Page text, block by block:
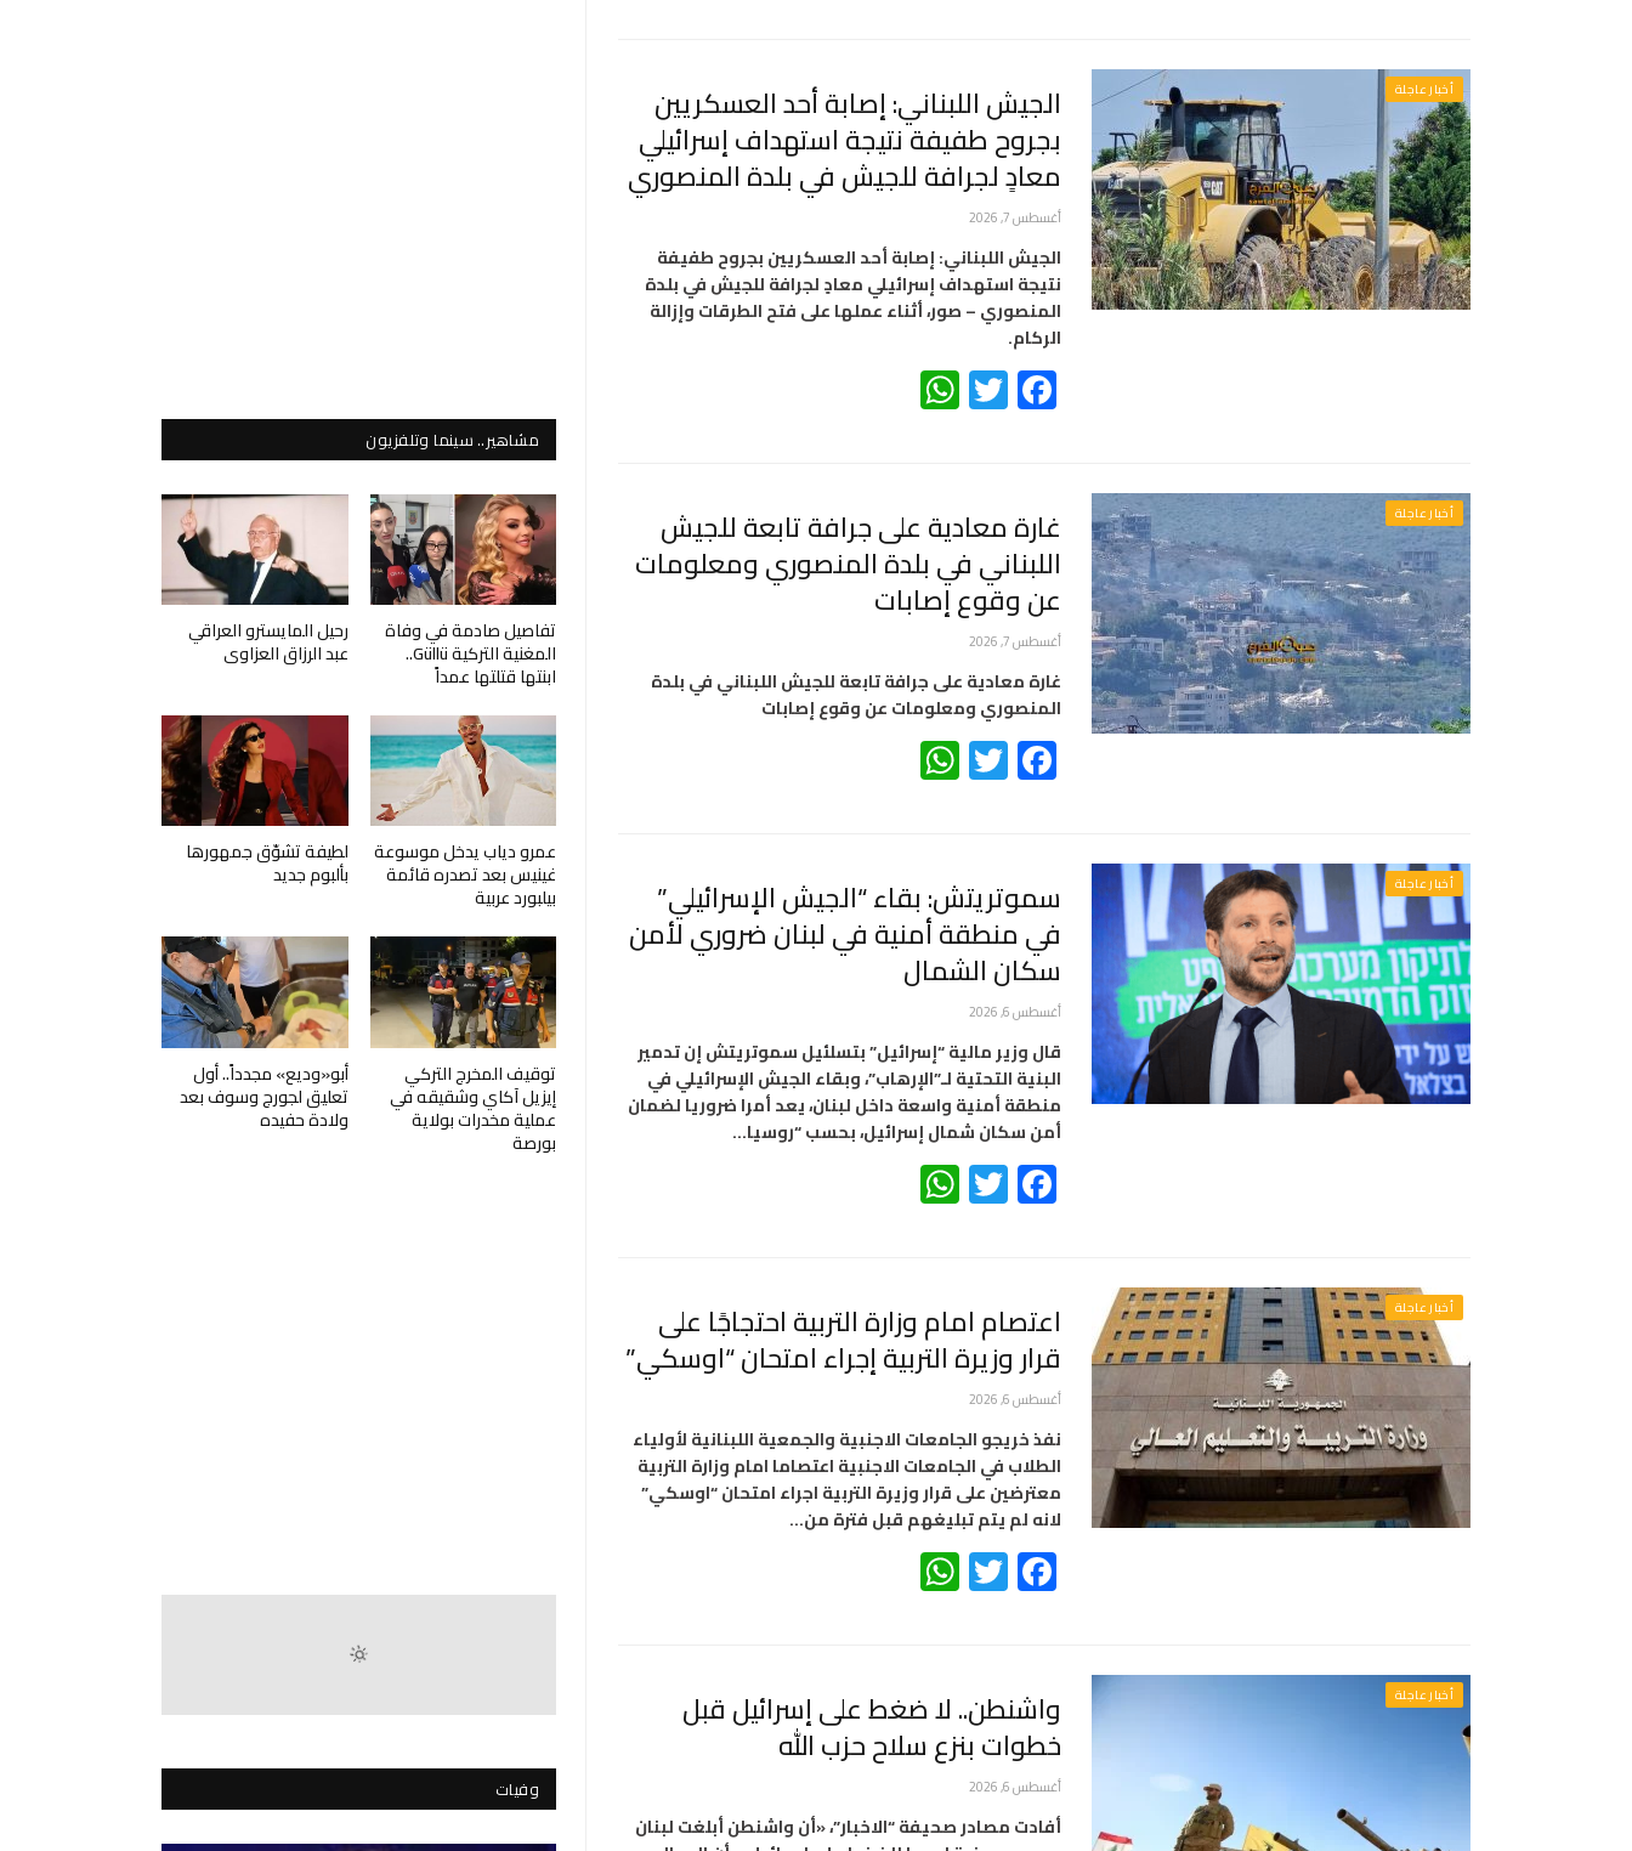
أخبار عاجلة الجيش اللبناني: ‏إصابة أحد العسكريين
بجروح طفيفة نتيجة استهداف إسرائيلي
معادٍ لجرافة للجيش في بلدة المنصوري
أغسطس 7, 2026
الجيش اللبناني: ‏إصابة أحد العسكريين بجروح طفيفة
نتيجة استهداف إسرائيلي معادٍ لجرافة للجيش في بلدة
المنصوري – صور، أثناء عملها على فتح الطرقات وإزالة
الركام.
Facebook
Twitter
أخبار عاجلة غارة معادية على جرافة تابعة للجيش
اللبناني في بلدة المنصوري ومعلومات
عن وقوع إصابات
أغسطس 7, 2026
غارة معادية على جرافة تابعة للجيش اللبناني في بلدة
المنصوري ومعلومات عن وقوع إصابات
Facebook
Twitter
أخبار عاجلة سموتريتش: بقاء “الجيش الإسرائيلي”
في منطقة أمنية في لبنان ضروري لأمن
سكان الشمال
أغسطس 6, 2026
قال وزير مالية “إسرائيل” بتسلئيل سموتريتش إن تدمير
البنية التحتية لـ”الإرهاب”، وبقاء الجيش الإسرائيلي في
منطقة أمنية واسعة داخل لبنان، يعد أمرا ضروريا لضمان
أمن سكان شمال إسرائيل، بحسب “روسيا…
Facebook
Twitter
أخبار عاجلة اعتصام امام وزارة التربية احتجاجًا على
قرار وزيرة التربية إجراء امتحان “اوسكي”
أغسطس 6, 2026
نفذ خريجو الجامعات الاجنبية والجمعية اللبنانية لأولياء
الطلاب في الجامعات الاجنبية اعتصاما امام وزارة التربية
معترضين على قرار وزيرة التربية اجراء امتحان “اوسكي”
لانه لم يتم تبليغهم قبل فترة من…
Facebook
Twitter
أخبار عاجلة واشنطن.. لا ضغط على إسرائيل قبل
خطوات بنزع سلاح حزب الله
أغسطس 6, 2026
أفادت مصادر صحيفة “الاخبار”، «أن واشنطن أبلغت لبنان
مشاهير.. سينما وتلفزيون
تفاصيل صادمة في وفاة
المغنية التركية Güllü..
ابنتها قتلتها عمداً
رحيل المايسترو العراقي
عبد الرزاق العزاوي
عمرو دياب يدخل موسوعة
غينيس بعد تصدره قائمة
بيلبورد عربية
لطيفة تشوّق جمهورها
بألبوم جديد
توقيف المخرج التركي
إيزيل آكاي وشقيقه في
عملية مخدرات بولاية
بورصة
أبو«وديع» مجدداً.. أول
تعليق لجورج وسوف بعد
ولادة حفيده
وفيات